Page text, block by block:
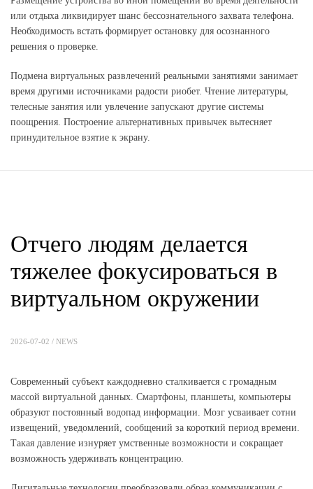
или отдыха ликвидирует шанс бессознательного захвата телефона.
Необходимость встать формирует остановку для осознанного
решения о проверке.
Подмена виртуальных развлечений реальными занятиями занимает
время другими источниками радости риобет. Чтение литературы,
телесные занятия или увлечение запускают другие системы
поощрения. Построение альтернативных привычек вытесняет
принудительное взятие к экрану.
Отчего людям делается
тяжелее фокусироваться в
виртуальном окружении
2026-07-02 / NEWS
Современный субъект каждодневно сталкивается с громадным
массой виртуальной данных. Смартфоны, планшеты, компьютеры
образуют постоянный водопад информации. Мозг усваивает сотни
извещений, уведомлений, сообщений за короткий период времени.
Такая давление изнуряет умственные возможности и сокращает
возможность удерживать концентрацию.